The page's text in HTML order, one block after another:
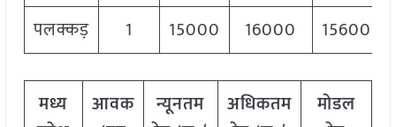
पलक्कड़
1 15000 16000 15600
मध्य
आवक
न्यूनतम
अधिकतम
मोडल